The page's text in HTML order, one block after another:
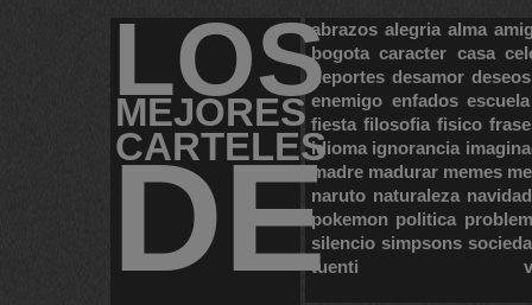
LOS
MEJORES
CARTELES
DE
abrazos alegria alma
bogota caracter casa
deportes desamor deseos
enemigo enfados escuela
fiesta filosofia fisico
idioma ignorancia
madre madurar memes
naruto naturaleza navidad
pokemon politica
silencio simpsons
tuenti